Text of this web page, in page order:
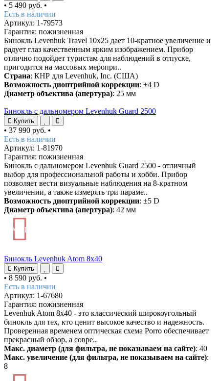
• 5 490 руб. •
Есть в наличии
Артикул: 1-79573
Гарантия: пожизненная
Бинокль Levenhuk Travel 10x25 дает 10-кратное увеличение и
радует глаз качественным ярким изображением. Прибор
отлично подойдет туристам для наблюдений в отпуске,
пригодится на массовых меропри..
Страна: КНР для Levenhuk, Inc. (США)
Возможность диоптрийной коррекции: ±4 D
Диаметр объектива (апертура): 25 мм
Бинокль с дальномером Levenhuk Guard 2500
Купить
• 37 990 руб. •
Есть в наличии
Артикул: 1-81970
Гарантия: пожизненная
Бинокль с дальномером Levenhuk Guard 2500 - отличный
выбор для профессиональной работы и хобби. Прибор
позволяет вести визуальные наблюдения на 8-кратном
увеличении, а также измерять три параме..
Возможность диоптрийной коррекции: ±5 D
Диаметр объектива (апертура): 42 мм
ХИТ
Бинокль Levenhuk Atom 8x40
Купить
• 8 590 руб. •
Есть в наличии
Артикул: 1-67680
Гарантия: пожизненная
Levenhuk Atom 8x40 - это классический широкоугольный
бинокль для тех, кто ценит высокое качество и надежность.
Проверенная временем оптическая схема Porro обеспечивает
прекрасный обзор, а совре..
Макс. диаметр (для фильтра, не показываем на сайте): 40
Макс. увеличение (для фильтра, не показываем на сайте):
8